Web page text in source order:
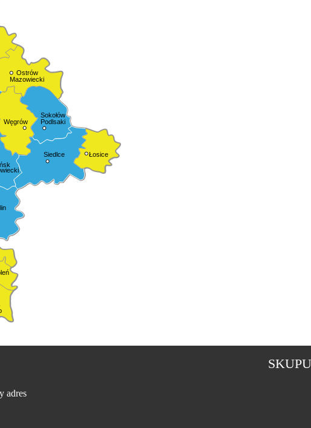
Siedlce
Sokołów
Podlsaki
Ostrów
Mazowiecki
Węgrów
Łosice
adres